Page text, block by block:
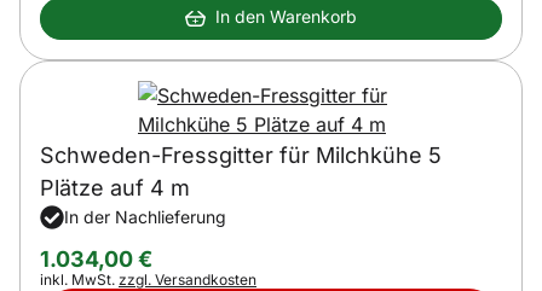
In den Warenkorb
Schweden-Fressgitter für Milchkühe 5
Plätze auf 4 m
In der Nachlieferung
1.034,00€
Steuerhinweis:
inkl. MwSt. zzgl. Versandkosten